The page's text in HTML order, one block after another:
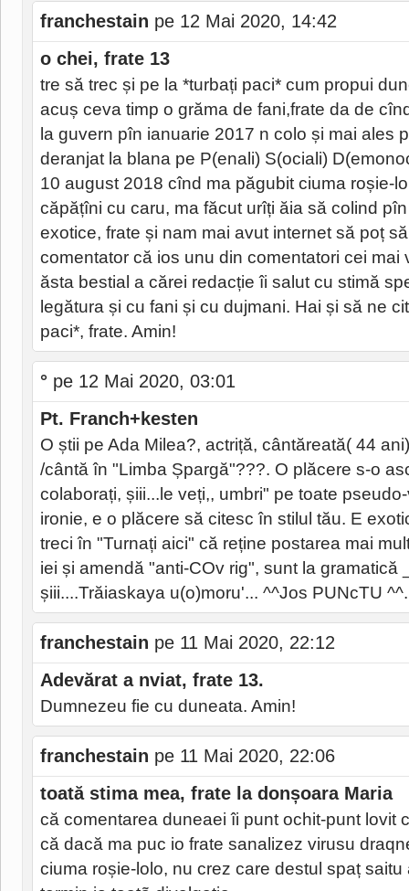
franchestain pe 12 Mai 2020, 14:42
o chei, frate 13
tre să trec și pe la *turbați paci* cum propui
acuș ceva timp o grăma de fani,frate da de
la guvern pîn ianuarie 2017 n colo și mai ales
deranjat la blana pe P(enali) S(ociali)
10 august 2018 cînd ma păgubit ciuma roșie-
căpățîni cu caru, ma făcut urîți ăia să colind
exotice, frate și nam mai avut internet să poț
comentator că ios unu din comentatori cei mai
ăsta bestial a cărei redacție îi salut cu stimă
legătura și cu fani și cu dujmani. Hai și să ne
paci*, frate. Amin!
° pe 12 Mai 2020, 03:01
Pt. Franch+kesten
O știi pe Ada Milea?, actriță, cântăreată( 44
/cântă în "Limba Șpargă"???. O plăcere s-o
colaborați, șiii...le veți,, umbri" pe toate
ironie, e o plăcere să citesc în stilul tău. E
treci în "Turnați aici" că reține postarea mai
iei și amendă "anti-COv rig", sunt la gramatică
șiii....Trăiaskaya u(o)moru'... ^^Jos PUNcTU
franchestain pe 11 Mai 2020, 22:12
Adevărat a nviat, frate 13.
Dumnezeu fie cu duneata. Amin!
franchestain pe 11 Mai 2020, 22:06
toată stima mea, frate la donșoara Maria
că comentarea duneaei îi punt ochit-punt lovit
că dacă ma puc io frate sanalizez virusu
ciuma roșie-lolo, nu crez care destul spaț